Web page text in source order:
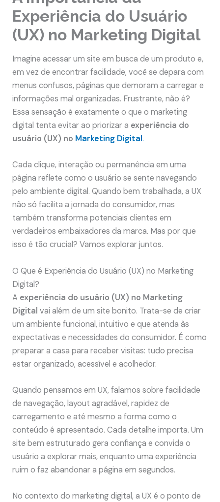
Experiência do Usuário
(UX) no Marketing Digital
Imagine acessar um site em busca de um produto e,
em vez de encontrar facilidade, você se depara com
menus confusos, páginas que demoram a carregar e
informações mal organizadas. Frustrante, não é?
Essa sensação é exatamente o que o marketing
digital tenta evitar ao priorizar a experiência do
usuário (UX) no Marketing Digital.
Cada clique, interação ou permanência em uma
página reflete como o usuário se sente navegando
pelo ambiente digital. Quando bem trabalhada, a UX
não só facilita a jornada do consumidor, mas
também transforma potenciais clientes em
verdadeiros embaixadores da marca. Mas por que
isso é tão crucial? Vamos explorar juntos.
O Que é Experiência do Usuário (UX) no Marketing
Digital?
A experiência do usuário (UX) no Marketing
Digital vai além de um site bonito. Trata-se de criar
um ambiente funcional, intuitivo e que atenda às
expectativas e necessidades do consumidor. É como
preparar a casa para receber visitas: tudo precisa
estar organizado, acessível e acolhedor.
Quando pensamos em UX, falamos sobre facilidade
de navegação, layout agradável, rapidez de
carregamento e até mesmo a forma como o
conteúdo é apresentado. Cada detalhe importa. Um
site bem estruturado gera confiança e convida o
usuário a explorar mais, enquanto uma experiência
ruim o faz abandonar a página em segundos.
No contexto do marketing digital, a UX é o ponto de